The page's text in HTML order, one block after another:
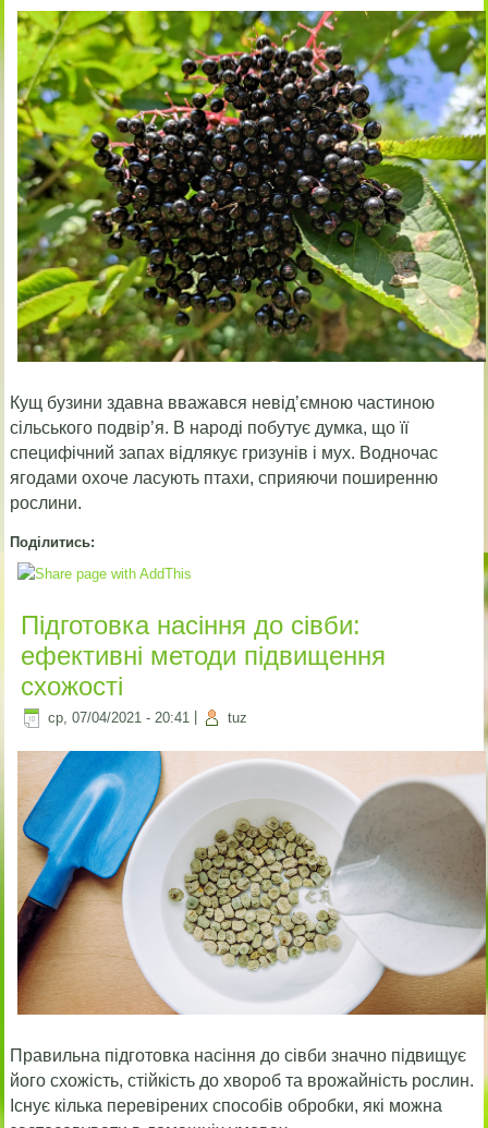
Кущ бузини здавна вважався невід’ємною частиною
сільського подвір’я. В народі побутує думка, що її
специфічний запах відлякує гризунів і мух. Водночас
ягодами охоче ласують птахи, сприяючи поширенню
рослини.
Поділитись:
Підготовка насіння до сівби:
ефективні методи підвищення
схожості
ср, 07/04/2021 - 20:41 tuz
Правильна підготовка насіння до сівби значно підвищує
його схожість, стійкість до хвороб та врожайність рослин.
Існує кілька перевірених способів обробки, які можна